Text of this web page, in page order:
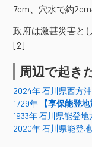
糸
上
上
上
上
上
上
7cm、穴水で約
政府は激甚災害と
[2]
周辺で起き
2024年 石川県西方沖
1729年
【享保能登地
1933年 石川県能登地
2020年 石川県能登